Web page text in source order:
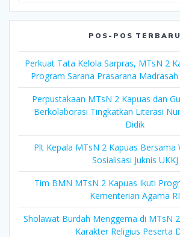
POS-POS TERBARU
Perkuat Tata Kelola Sarpras, MTsN 2
Program Sarana Prasarana
Perpustakaan MTsN 2 Kapuas dan
Berkolaborasi Tingkatkan Literasi
Didik
Plt Kepala MTsN 2 Kapuas Bersama
Sosialisasi Juknis UKKJ
Tim BMN MTsN 2 Kapuas Ikuti
Kementerian Agama RI
Sholawat Burdah Menggema di MTsN
Karakter Religius Peserta